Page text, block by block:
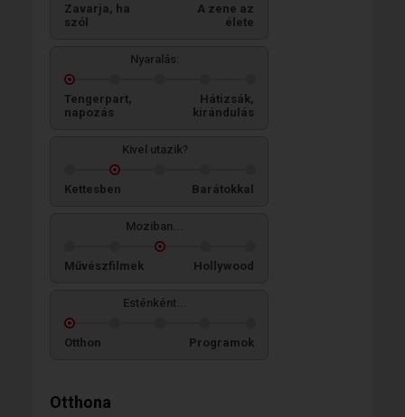
Zavarja, ha
szól
A zene az
élete
Nyaralás:
Tengerpart,
napozás
Hátizsák,
kirándulás
Kivel utazik?
Kettesben Barátokkal
Moziban...
Művészfilmek Hollywood
Esténként...
Otthon Programok
Otthona